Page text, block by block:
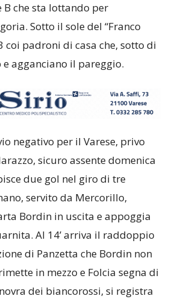
B che sta lottando per
Sotto il sole del “Franco
coi padroni di casa che, sotto di
agganciano il pareggio.
negativo per il Varese, privo
sicuro assente domenica
due gol nel giro di tre
servito da Mercorillo,
Bordin in uscita e appoggia
Al 14’ arriva il raddoppio
di Panzetta che Bordin non
in mezzo e Folcia segna di
dei biancorossi, si registra